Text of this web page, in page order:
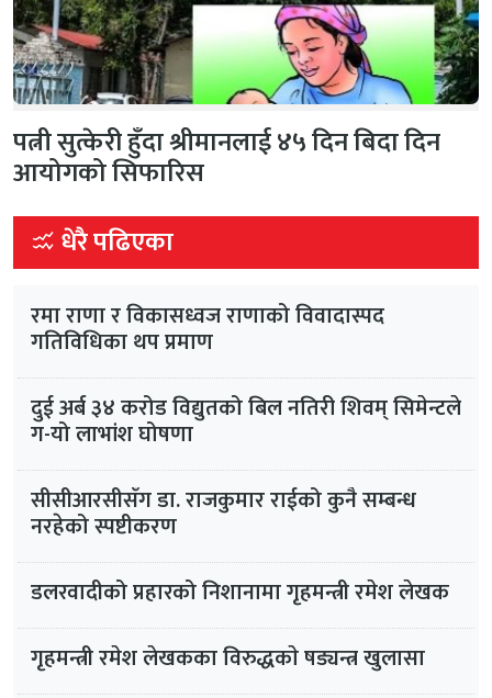
पत्नी सुत्केरी हुँदा श्रीमानलाई ४५ दिन बिदा दिन
आयोगको सिफारिस
धेरै पढिएका
रमा राणा र विकासध्वज राणाको विवादास्पद
गतिविधिका थप प्रमाण
दुई अर्ब ३४ करोड विद्युतको बिल नतिरी शिवम् सिमेन्टले
ग-यो लाभांश घोषणा
सीसीआरसीसँग डा. राजकुमार राईको कुनै सम्बन्ध
नरहेको स्पष्टीकरण
डलरवादीको प्रहारको निशानामा गृहमन्त्री रमेश लेखक
गृहमन्त्री रमेश लेखकका विरुद्धकाे षड्यन्त्र खुलासा